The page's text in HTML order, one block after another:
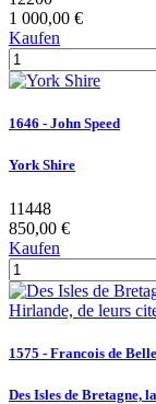
1 000,00 €
Kaufen
1646 - John Speed
York Shire
11448
850,00 €
Kaufen
1575 - Francois de
Des Isles de Bretagne,